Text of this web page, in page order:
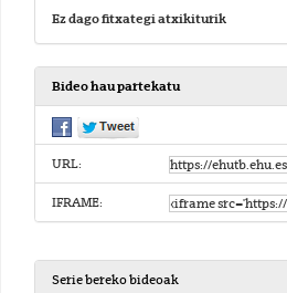
Ez dago fitxategi atxikiturik
Bideo hau partekatu
URL:
IFRAME:
Serie bereko bideoak